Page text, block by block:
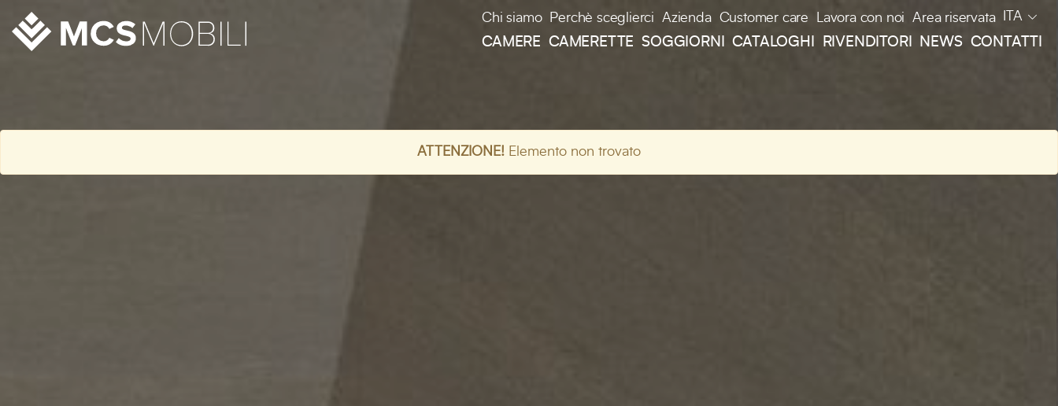
Chi siamo Perchè sceglierci Azienda Customer care Lavora con noi Area riservata ITA
CAMERE CAMERETTE SOGGIORNI CATALOGHI RIVENDITORI NEWS CONTATTI
ATTENZIONE! Elemento non trovato